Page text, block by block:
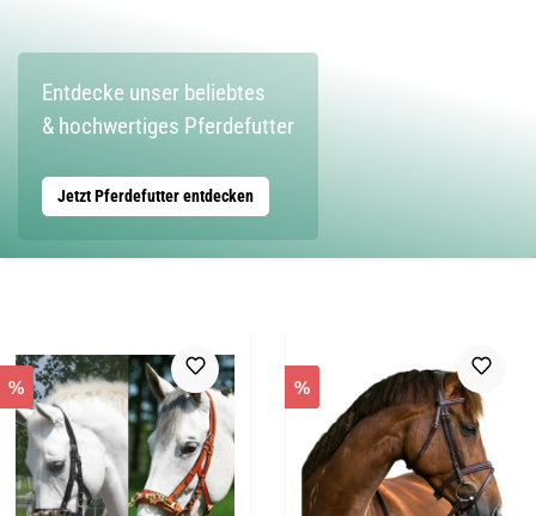
Entdecke unser beliebtes
& hochwertiges Pferdefutter
Jetzt Pferdefutter entdecken
% %